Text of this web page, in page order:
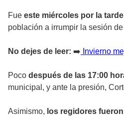
Fue este miércoles por la
población a irrumpir la sesión
No dejes de leer: ➡️ Invierno
Poco después de las 17:00
municipal, y ante la presión,
Asimismo, los regidores fueron